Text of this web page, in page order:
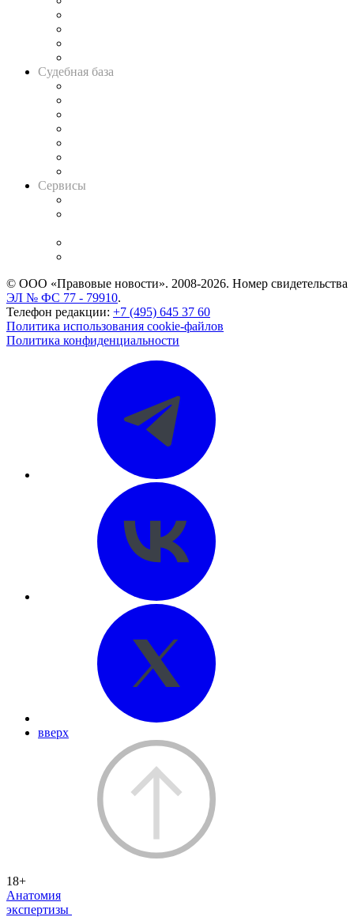
Судебная база
Сервисы
© ООО «Правовые новости». 2008-2026. Номер свидетельства
ЭЛ № ФС 77 - 79910.
Телефон редакции: +7 (495) 645 37 60
Политика использования cookie-файлов
Политика конфиденциальности
вверх
18+
Анатомия
экспертизы